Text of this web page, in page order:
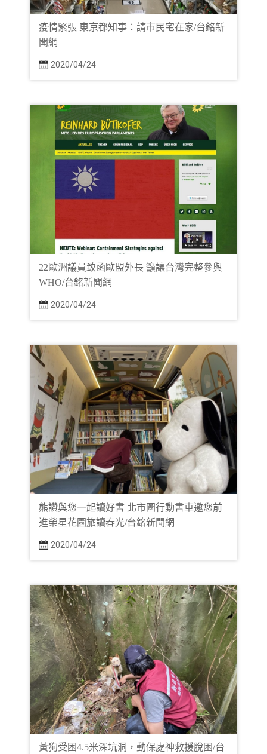
疫情緊張 東京都知事：請市民宅在家/台銘新
聞網
2020/04/24
22歐洲議員致函歐盟外長 籲讓台灣完整參與
WHO/台銘新聞網
2020/04/24
熊讚與您一起讀好書 北市圖行動書車邀您前
進榮星花園旅讀春光/台銘新聞網
2020/04/24
黃狗受困4.5米深坑洞，動保處神救援脫困/台